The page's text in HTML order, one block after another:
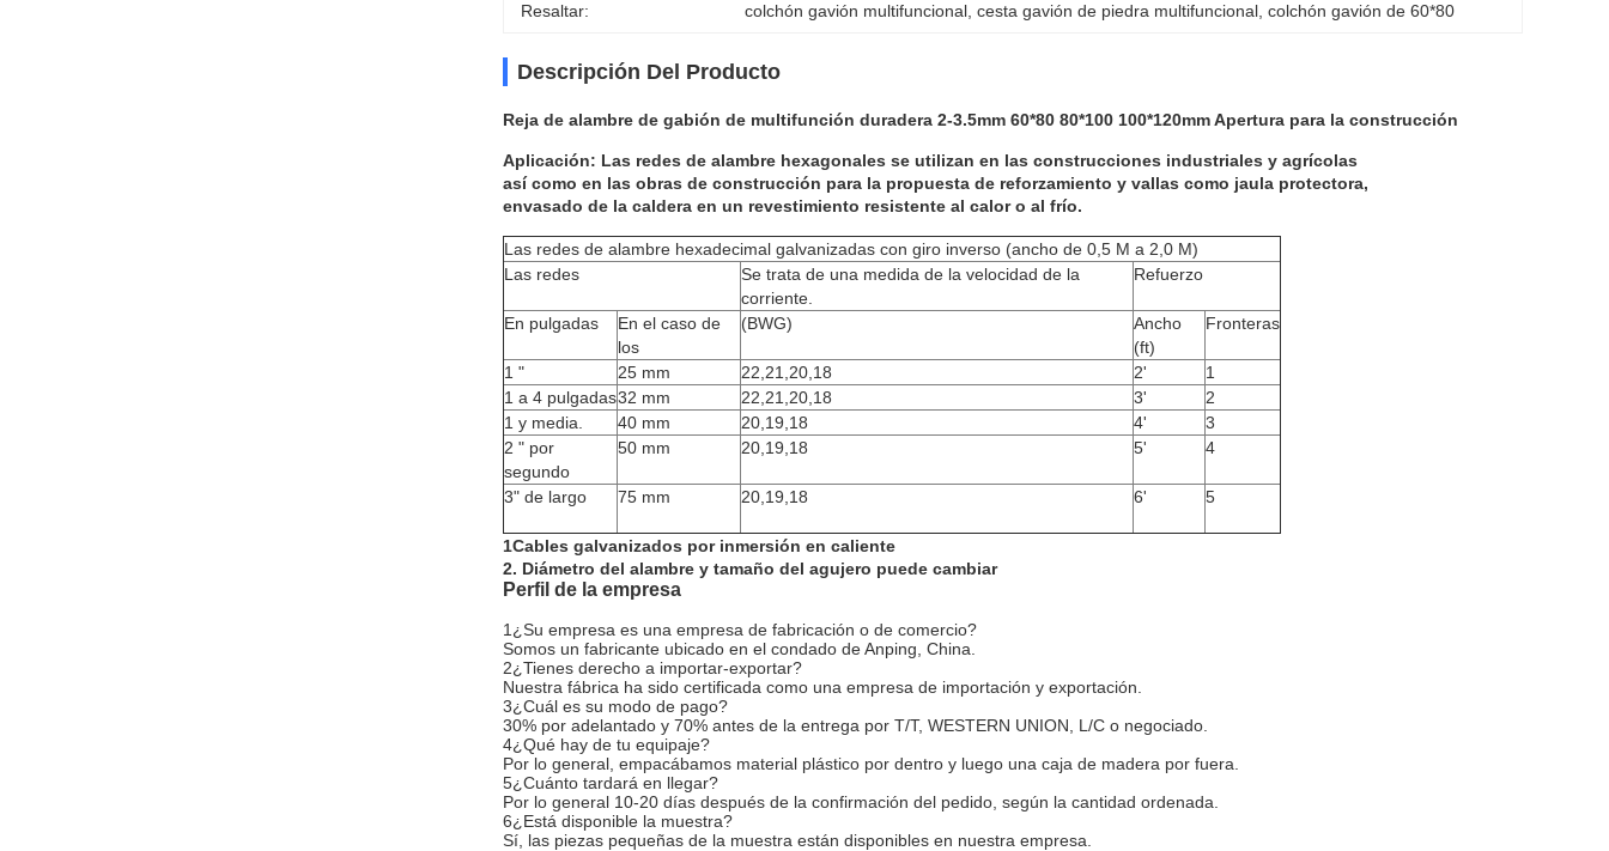
Resaltar: colchón gavión multifuncional , cesta gavión de piedra multifuncional , colchón gavión de 60*80
Descripción Del Producto
Reja de alambre de gabión de multifunción duradera 2-3.5mm 60*80 80*100 100*120mm Apertura para la construcción
Aplicación: Las redes de alambre hexagonales se utilizan en las construcciones industriales y agrícolas
así como en las obras de construcción para la propuesta de reforzamiento y vallas como jaula protectora,
envasado de la caldera en un revestimiento resistente al calor o al frío.
Las redes de alambre hexadecimal galvanizadas con giro inverso (ancho de 0,5 M a 2,0 M)
Las redes
Se trata de una medida de la velocidad de la
corriente.
Refuerzo
En pulgadas
En el caso de
los
(BWG)
Ancho
(ft)
Fronteras
1 " 25 mm 22,21,20,18 2'
1
1 a 4 pulgadas32 mm 22,21,20,18 3'
2
1 y media.
40 mm 20,19,18 4'
3
2 " por
segundo
50 mm 20,19,18 5' 4
3" de largo 75 mm 20,19,18 6' 5
1Cables galvanizados por inmersión en caliente
2. Diámetro del alambre y tamaño del agujero puede cambiar
Perfil de la empresa
1¿Su empresa es una empresa de fabricación o de comercio?
Somos un fabricante ubicado en el condado de Anping, China.
2¿Tienes derecho a importar-exportar?
Nuestra fábrica ha sido certificada como una empresa de importación y exportación.
3¿Cuál es su modo de pago?
30% por adelantado y 70% antes de la entrega por T/T, WESTERN UNION, L/C o negociado.
4¿Qué hay de tu equipaje?
Por lo general, empacábamos material plástico por dentro y luego una caja de madera por fuera.
5¿Cuánto tardará en llegar?
Por lo general 10-20 días después de la confirmación del pedido, según la cantidad ordenada.
6¿Está disponible la muestra?
Sí, las piezas pequeñas de la muestra están disponibles en nuestra empresa.